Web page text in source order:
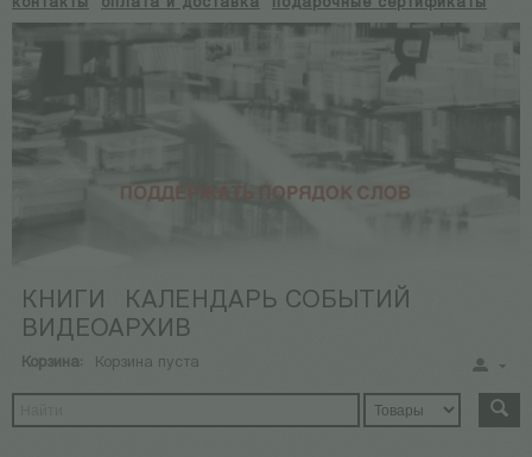
КНИГИ
КАЛЕНДАРЬ СОБЫТИЙ
ВИДЕОАРХИВ
Корзина: Корзина пуста